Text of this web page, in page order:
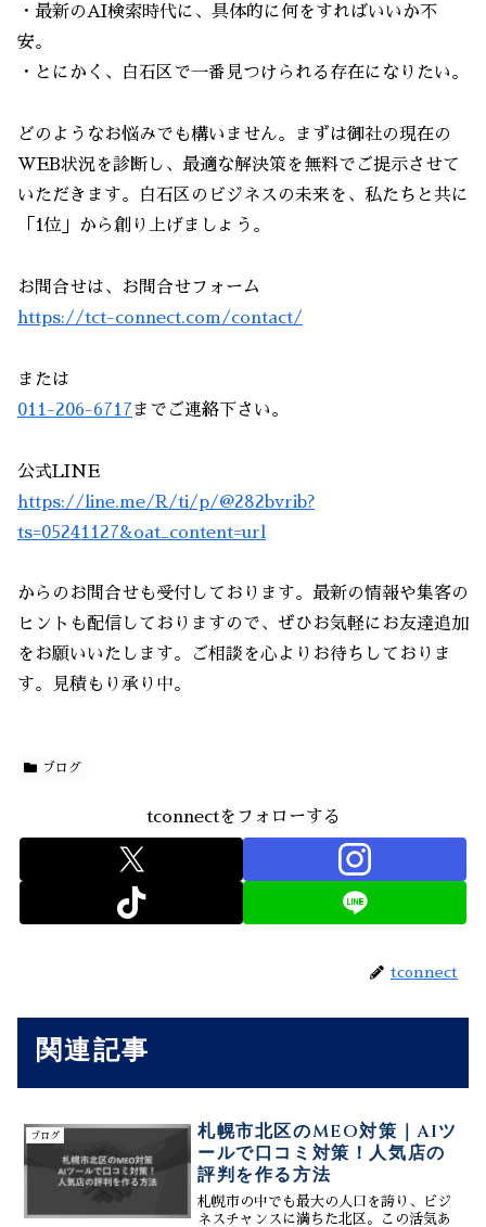
・最新のAI検索時代に、具体的に何をすればいいか不
安。
・とにかく、白石区で一番見つけられる存在になりたい。
どのようなお悩みでも構いません。まずは御社の現在の
WEB状況を診断し、最適な解決策を無料でご提示させて
いただきます。白石区のビジネスの未来を、私たちと共に
「1位」から創り上げましょう。
お問合せは、お問合せフォーム
https://tct-connect.com/contact/
または
011-206-6717までご連絡下さい。
公式LINE
https://line.me/R/ti/p/@282bvrib?
ts=05241127&oat_content=url
からのお問合せも受付しております。最新の情報や集客の
ヒントも配信しておりますので、ぜひお気軽にお友達追加
をお願いいたします。ご相談を心よりお待ちしておりま
す。見積もり承り中。
ブログ
tconnectをフォローする
tconnect
関連記事
ブログ
札幌市北区のMEO対策｜AIツ
ールで口コミ対策！人気店の
評判を作る方法
札幌市の中でも最大の人口を誇り、ビジ
ネスチャンスに満ちた北区。この活気あ